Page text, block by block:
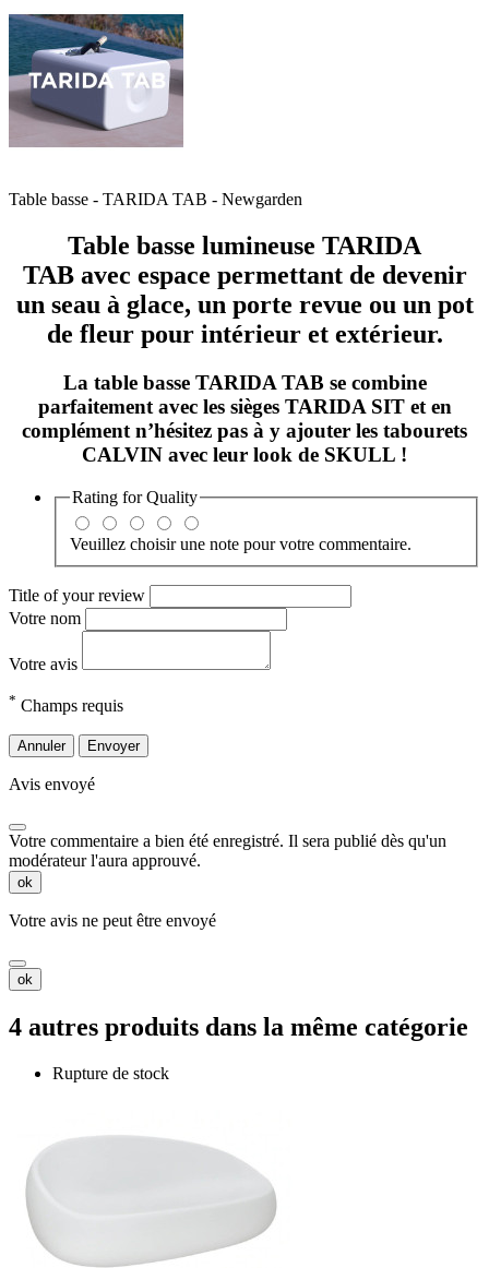
Table basse - TARIDA TAB - Newgarden
Table basse lumineuse TARIDA
TABavec espace permettant de devenir
un seau à glace, un porte revue ou un pot
de fleur pour intérieur et extérieur.
La table basse TARIDA TAB se combine
parfaitement avec les sièges TARIDA SIT et en
complément n’hésitez pas à y ajouter les tabourets
CALVIN avec leur look de SKULL !
Rating forQuality
Veuillez choisir une note pour votre commentaire.
Title of your review
Votre nom
Votre avis
* Champs requis
Annuler Envoyer
Avis envoyé
Votre commentaire a bien été enregistré. Il sera publié dès qu'un
modérateur l'aura approuvé.
ok
Votre avis ne peut être envoyé
ok
4 autres produits dans la même catégorie
Rupture de stock